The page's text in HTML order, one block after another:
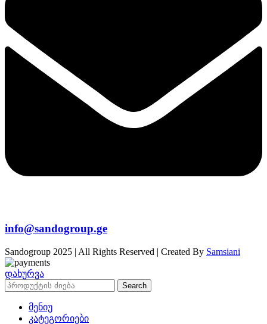
info@sandogroup.ge
Sandogroup 2025 | All Rights Reserved | Created By Samsiani
დახურვა
Search
მენიუ
კატეგორიები